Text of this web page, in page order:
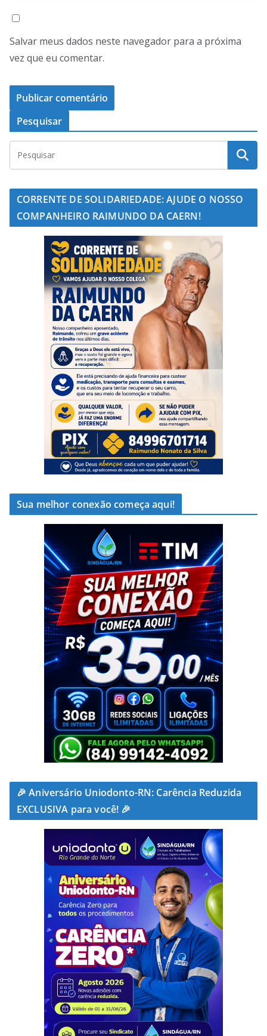
Salvar meus dados neste navegador para a próxima
vez que eu comentar.
Pesquisar
CORRENTE DE SOLIDARIEDADE: AJUDE O NOSSO
COMPANHEIRO RAIMUNDO DA CAERN!
Sua melhor conexão começa aqui!
🎉 Aniversário Uniodonto-RN: Carência Reduzida
EXCLUSIVA para você! 🎉